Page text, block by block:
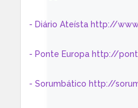
- Diário Ateísta http://
- Ponte Europa http://
- Sorumbático http://